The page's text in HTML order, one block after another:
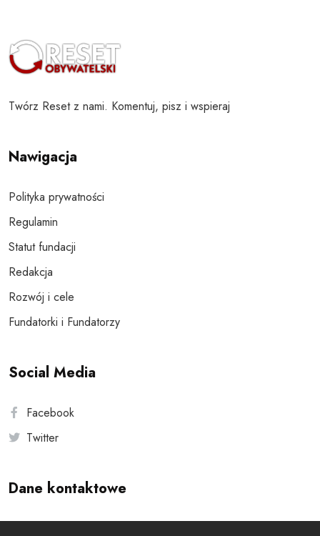
Twórz Reset z nami. Komentuj, pisz i wspieraj
Nawigacja
Polityka prywatności
Regulamin
Statut fundacji
Redakcja
Rozwój i cele
Fundatorki i Fundatorzy
Social Media
Facebook
Twitter
Dane kontaktowe